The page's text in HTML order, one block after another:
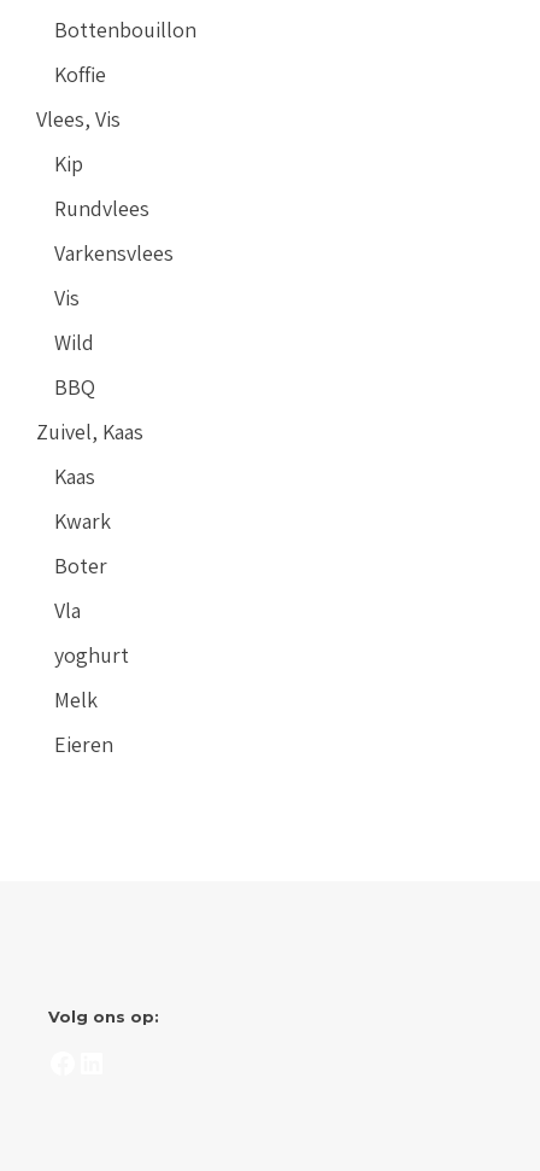
Bottenbouillon
Koffie
Vlees, Vis
Kip
Rundvlees
Varkensvlees
Vis
Wild
BBQ
Zuivel, Kaas
Kaas
Kwark
Boter
Vla
yoghurt
Melk
Eieren
Volg ons op: